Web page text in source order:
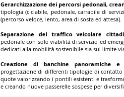
Gerarchizzazione dei percorsi pedonali,
tipologia (ciclabile, pedonale, carrabile di
(percorso veloce, lento, area di sosta ed attesa).
Separazione del traffico veicolare
pedonale con solo viabilità di servizio ed
dedicati alla mobilità sostenibile sia sul limite
Creazione di banchine panoramiche e
progettazione di differenti tipologie di contatto
quote valorizzando i pontili esistenti e
e creando nuove passerelle sospese per